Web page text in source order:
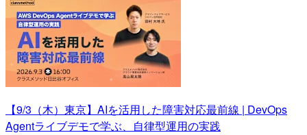
【9/3（木）東京】AIを活用した障害対応最前線 | DevOps
Agentライブデモで学ぶ、自律型運用の実践